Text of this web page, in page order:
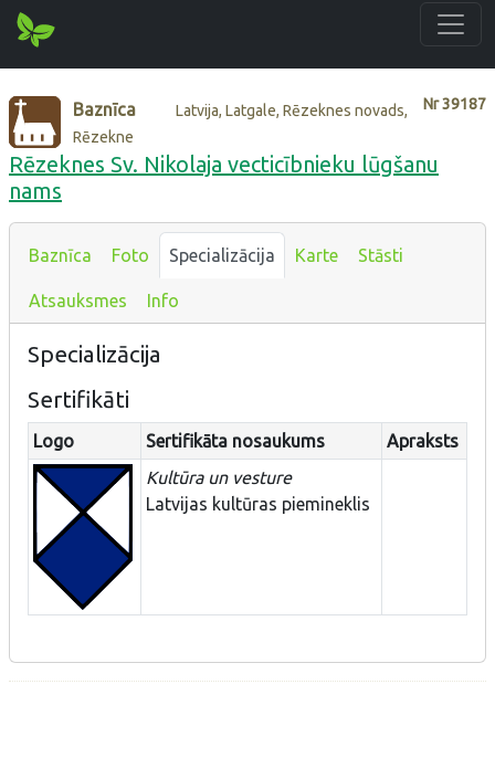
Nr39187
Baznīca
Latvija, Latgale, Rēzeknes novads,
Rēzekne
Rēzeknes Sv. Nikolaja vecticībnieku lūgšanu
nams
Baznīca Foto Specializācija Karte Stāsti
Atsauksmes Info
Specializācija
Sertifikāti
Logo Sertifikāta nosaukums
Apraksts
Kultūra un vesture
Latvijas kultūras piemineklis